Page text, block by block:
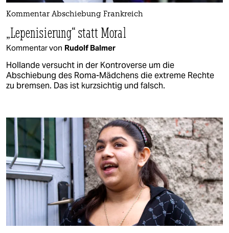
Kommentar Abschiebung Frankreich
„Lepenisierung“ statt Moral
Kommentar von Rudolf Balmer
Hollande versucht in der Kontroverse um die
Abschiebung des Roma-Mädchens die extreme Rechte
zu bremsen. Das ist kurzsichtig und falsch.